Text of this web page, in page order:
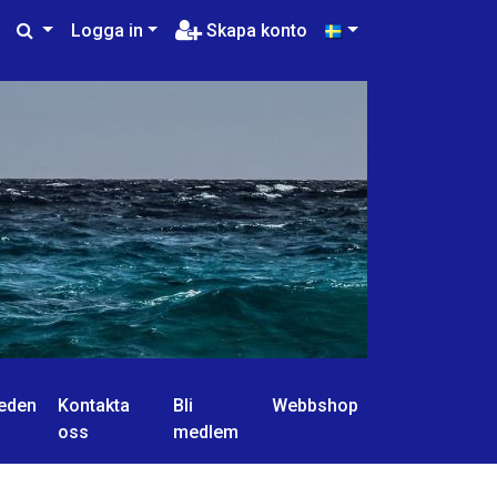
Logga in Skapa konto
Kontakta
oss
Bli
medlem
Webbshop